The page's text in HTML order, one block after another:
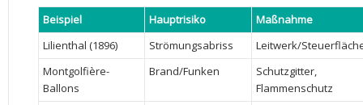
Beispiel Hauptrisiko
Maßnahme
Lilienthal (1896)
Strömungsabriss
Leitwerk/
Montgolfière-
Ballons
Brand/Funken
Schutzgitter,⁣
Flammenschutz